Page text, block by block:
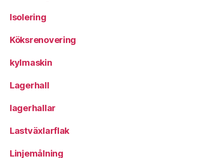
Isolering
Köksrenovering
kylmaskin
Lagerhall
lagerhallar
Lastväxlarflak
Linjemålning